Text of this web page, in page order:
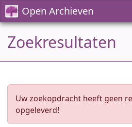
Open Archieven
Zoekresultaten
Uw zoekopdracht heeft geen
opgeleverd!